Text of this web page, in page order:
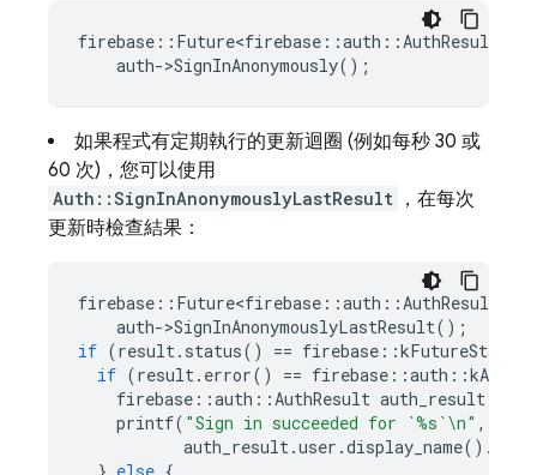
firebase :: Future<firebase ::auth ::AuthResult
auth->SignInAnonymously();
如果程式有定期執行的更新迴圈 (例如每秒 30 或
60 次)，您可以使用
Auth::SignInAnonymouslyLastResult ，在每次
更新時檢查結果：
firebase :: Future<firebase ::auth ::AuthResult
auth->SignInAnonymouslyLastResult();
if (result. status() == firebase ::
if (result. error() == firebase ::auth ::
firebase ::auth ::AuthResult auth_result
printf( "Sign in succeeded for `%s`\n" ,
auth_result.user .display_name().